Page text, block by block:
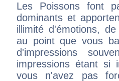
Les Poissons font
dominants et
illimité d'émotions,
au point que vous
d'impressions
impressions étant si
vous n'avez pas